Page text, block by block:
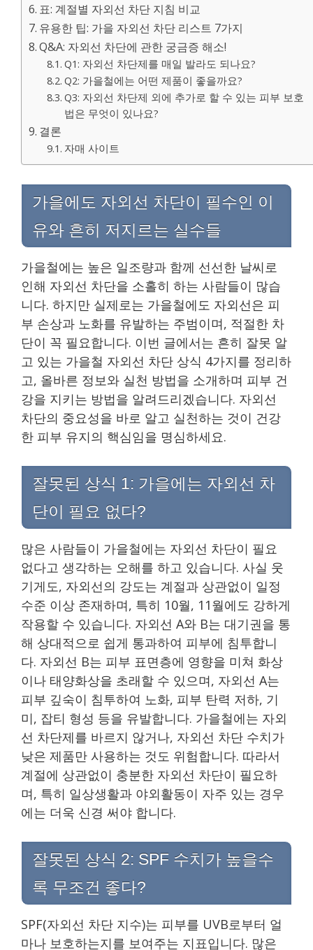
표: 계절별 자외선 차단 지침 비교
유용한 팁: 가을 자외선 차단 리스트 7가지
Q&A: 자외선 차단에 관한 궁금증 해소!
Q1: 자외선 차단제를 매일 발라도 되나요?
Q2: 가을철에는 어떤 제품이 좋을까요?
Q3: 자외선 차단제 외에 추가로 할 수 있는 피부 보호
법은 무엇이 있나요?
결론
자매 사이트
가을에도 자외선 차단이 필수인 이
유와 흔히 저지르는 실수들
가을철에는 높은 일조량과 함께 선선한 날씨로
인해 자외선 차단을 소홀히 하는 사람들이 많습
니다. 하지만 실제로는 가을철에도 자외선은 피
부 손상과 노화를 유발하는 주범이며, 적절한 차
단이 꼭 필요합니다. 이번 글에서는 흔히 잘못 알
고 있는 가을철 자외선 차단 상식 4가지를 정리하
고, 올바른 정보와 실천 방법을 소개하며 피부 건
강을 지키는 방법을 알려드리겠습니다. 자외선
차단의 중요성을 바로 알고 실천하는 것이 건강
한 피부 유지의 핵심임을 명심하세요.
잘못된 상식 1: 가을에는 자외선 차
단이 필요 없다?
많은 사람들이 가을철에는 자외선 차단이 필요
없다고 생각하는 오해를 하고 있습니다. 사실 웃
기게도, 자외선의 강도는 계절과 상관없이 일정
수준 이상 존재하며, 특히 10월, 11월에도 강하게
작용할 수 있습니다. 자외선 A와 B는 대기권을 통
해 상대적으로 쉽게 통과하여 피부에 침투합니
다. 자외선 B는 피부 표면층에 영향을 미쳐 화상
이나 태양화상을 초래할 수 있으며, 자외선 A는
피부 깊숙이 침투하여 노화, 피부 탄력 저하, 기
미, 잡티 형성 등을 유발합니다. 가을철에는 자외
선 차단제를 바르지 않거나, 자외선 차단 수치가
낮은 제품만 사용하는 것도 위험합니다. 따라서
계절에 상관없이 충분한 자외선 차단이 필요하
며, 특히 일상생활과 야외활동이 자주 있는 경우
에는 더욱 신경 써야 합니다.
잘못된 상식 2: SPF 수치가 높을수
록 무조건 좋다?
SPF(자외선 차단 지수)는 피부를 UVB로부터 얼
마나 보호하는지를 보여주는 지표입니다. 많은